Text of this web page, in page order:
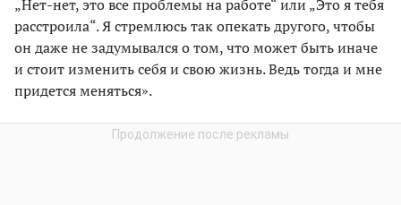
„Нет-нет, это все проблемы на работе“ или „Это я тебя
расстроила“. Я стремлюсь так опекать другого, чтобы
он даже не задумывался о том, что может быть иначе
и стоит изменить себя и свою жизнь. Ведь тогда и мне
придется меняться».